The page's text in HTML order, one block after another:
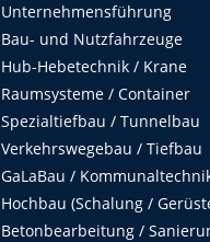
Unternehmensführung
Bau- und Nutzfahrzeuge
Hub-Hebetechnik / Krane
Raumsysteme / Container
Spezialtiefbau / Tunnelbau
Verkehrswegebau / Tiefbau
GaLaBau /
Hochbau (Schalung /
Betonbearbeitung /